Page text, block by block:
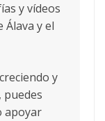
y vídeos
Álava y el
y
puedes
apoyar